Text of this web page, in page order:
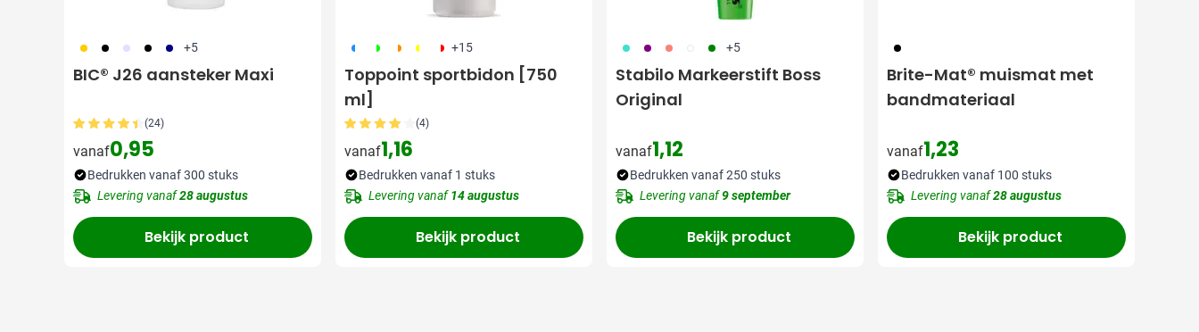
056 001 353 310 018 +5
BIC® J26 aansteker Maxi
(24)
vanaf0,95
Bedrukken vanaf 300 stuks
Levering vanaf28 augustus
Bekijk product
190 191 192 241 188 +15
Toppoint sportbidon [750
ml]
(4)
vanaf1,16
Bedrukken vanaf 1 stuks
Levering vanaf14 augustus
Bekijk product
033 024 255 002 004 +5
Stabilo Markeerstift Boss
Original
vanaf1,12
Bedrukken vanaf 250 stuks
Levering vanaf9 september
Bekijk product
001
Brite-Mat® muismat met
bandmateriaal
vanaf1,23
Bedrukken vanaf 100 stuks
Levering vanaf28 augustus
Bekijk product